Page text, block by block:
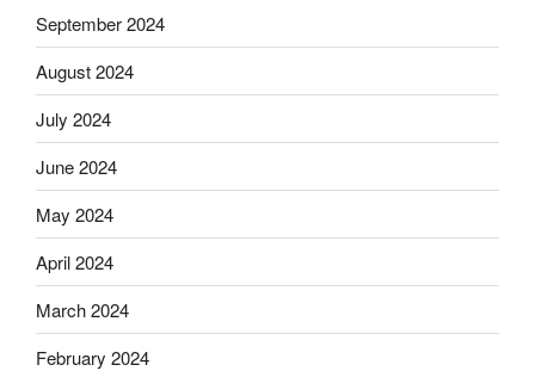
September 2024
August 2024
July 2024
June 2024
May 2024
April 2024
March 2024
February 2024